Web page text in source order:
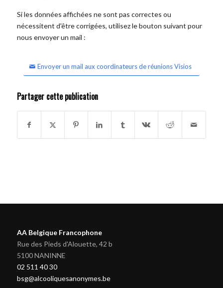
Si les données affichées ne sont pas correctes ou
nécessitent d'être corrigées, utilisez le bouton suivant pour
nous envoyer un mail :
Envoyer un mail aux coordinateurs de réunions Visios
Partager cette publication
AA Belgique Francophone
Rue des Pieds d'Alouette, 42 b
5100 NANINNE
02 511 40 30
bsg@alcooliquesanonymes.be